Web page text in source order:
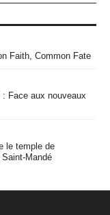
Faith, Common Fate
Face aux nouveaux
le temple de
Mandé